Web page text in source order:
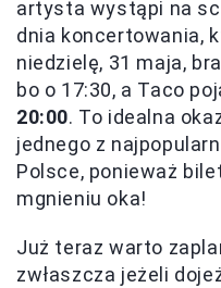
artysta wystąpi na
dnia koncertowania,
niedzielę, 31 maja,
bo o 17:30, a Taco
20:00. To idealna
jednego z
Polsce, ponieważ
mgnieniu oka!
Już teraz warto
zwłaszcza jeżeli